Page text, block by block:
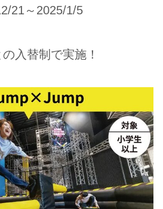
21～2025/1/5
入替制で実施！